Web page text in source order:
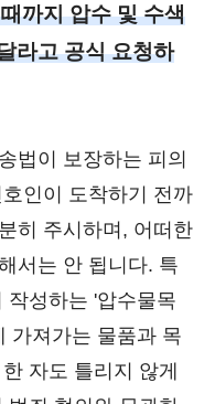
까지 압수 및 수색
라고 공식 요청하
법이 보장하는 피의
인이 도착하기 전까
히 주시하며, 어떠한
서는 안 됩니다. 특
작성하는 '압수물목
가져가는 물품과 목
자도 틀리지 않게